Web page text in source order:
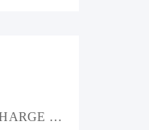
GIVEAWAY RURIS X-CHARGE – Putere pe acumulator și premii pe măsură!